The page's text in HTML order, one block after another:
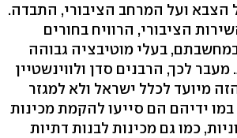
הצבא ועל המרחב הציבורי, התבדה.
הציבורי, הרוויח בחורים
בעלי מוטיבציה גבוהה
לכך, הרבנים סדן ולווינשטיין
מיועד לכלל ישראל ולא למגזר
ידיהם הם סייעו להקמת מכינות
כמו גם מכינות לבנות דתיות